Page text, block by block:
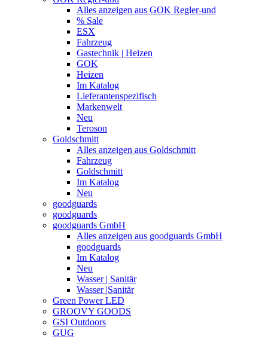
Alles anzeigen aus GOK Regler-und
% Sale
ESX
Fahrzeug
Gastechnik | Heizen
GOK
Heizen
Im Katalog
Lieferantenspezifisch
Markenwelt
Neu
Teroson
Goldschmitt
Alles anzeigen aus Goldschmitt
Fahrzeug
Goldschmitt
Im Katalog
Neu
goodguards
goodguards
goodguards GmbH
Alles anzeigen aus goodguards GmbH
goodguards
Im Katalog
Neu
Wasser | Sanitär
Wasser |Sanitär
Green Power LED
GROOVY GOODS
GSI Outdoors
GUG